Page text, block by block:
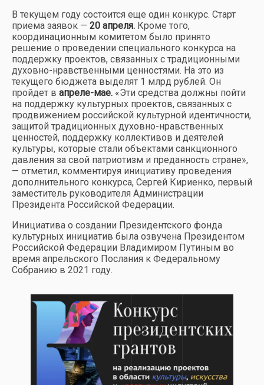
В текущем году состоится еще один конкурс. Старт
приема заявок — 20 апреля. Кроме того,
координационным комитетом было принято
решение о проведении специального конкурса на
поддержку проектов, связанных с традиционными
духовно-нравственными ценностями. На это из
текущего бюджета выделят 1 млрд рублей. Он
пройдет в апреле-мае. «Эти средства должны пойти
на поддержку культурных проектов, связанных с
продвижением российской культурной идентичности,
защитой традиционных духовно-нравственных
ценностей, поддержку коллективов и деятелей
культуры, которые стали объектами санкционного
давления за свой патриотизм и преданность стране»,
— отметил, комментируя инициативу проведения
дополнительного конкурса, Сергей Кириенко, первый
заместитель руководителя Администрации
Президента Российской Федерации.
Инициатива о создании Президентского фонда
культурных инициатив была озвучена Президентом
Российской Федерации Владимиром Путиным во
время апрельского Послания к Федеральному
Собранию в 2021 году.